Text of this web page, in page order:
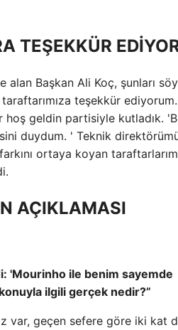
TEŞEKKÜR
alan Başkan Ali Koç, şunları
taraftarımıza teşekkür
geldin partisiyle kutladık.
duydum. ' Teknik
ortaya koyan
AÇIKLAMASI
'Mourinho ile benim sayemde
ilgili gerçek nedir?”
var, geçen sefere göre iki kat